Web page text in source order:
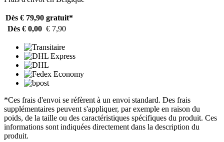
Dès € 79,90 gratuit*
Dès € 0,00 € 7,90
*Ces frais d'envoi se réfèrent à un envoi standard. Des frais
supplémentaires peuvent s'appliquer, par exemple en raison du
poids, de la taille ou des caractéristiques spécifiques du produit. Ces
informations sont indiquées directement dans la description du
produit.